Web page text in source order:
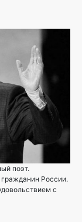
поэт.
России.
с